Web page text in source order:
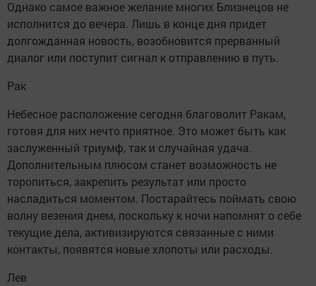
Однако самое важное желание многих Близнецов не
исполнится до вечера. Лишь в конце дня придет
долгожданная новость, возобновится прерванный
диалог или поступит сигнал к отправлению в путь.
Рак
Небесное расположение сегодня благоволит Ракам,
готовя для них нечто приятное. Это может быть как
заслуженный триумф, так и случайная удача.
Дополнительным плюсом станет возможность не
торопиться, закрепить результат или просто
насладиться моментом. Постарайтесь поймать свою
волну везения днем, поскольку к ночи напомнят о себе
текущие дела, активизируются связанные с ними
контакты, появятся новые хлопоты или расходы.
Лев